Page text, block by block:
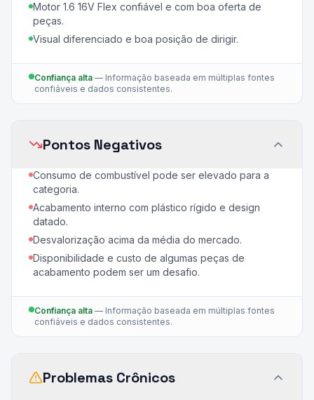
Motor 1.6 16V Flex confiável e com boa oferta de
peças.
Visual diferenciado e boa posição de dirigir.
Confiança alta — Informação baseada em múltiplas fontes
confiáveis e dados consistentes.
Pontos Negativos
Consumo de combustível pode ser elevado para a
categoria.
Acabamento interno com plástico rígido e design
datado.
Desvalorização acima da média do mercado.
Disponibilidade e custo de algumas peças de
acabamento podem ser um desafio.
Confiança alta — Informação baseada em múltiplas fontes
confiáveis e dados consistentes.
Problemas Crônicos